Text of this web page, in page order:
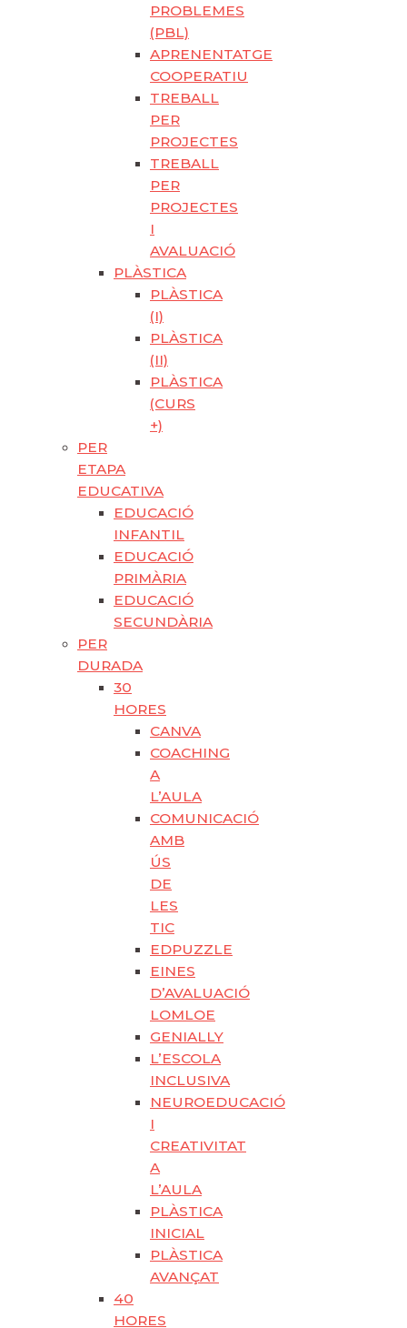
PROBLEMES
(PBL)
APRENENTATGE
COOPERATIU
TREBALL
PER
PROJECTES
TREBALL
PER
PROJECTES
I
AVALUACIÓ
PLÀSTICA
PLÀSTICA
(I)
PLÀSTICA
(II)
PLÀSTICA
(CURS
+)
PER
ETAPA
EDUCATIVA
EDUCACIÓ
INFANTIL
EDUCACIÓ
PRIMÀRIA
EDUCACIÓ
SECUNDÀRIA
PER
DURADA
30
HORES
CANVA
COACHING
A
L’AULA
COMUNICACIÓ
AMB
ÚS
DE
LES
TIC
EDPUZZLE
EINES
D’AVALUACIÓ
LOMLOE
GENIALLY
L’ESCOLA
INCLUSIVA
NEUROEDUCACIÓ
I
CREATIVITAT
A
L’AULA
PLÀSTICA
INICIAL
PLÀSTICA
AVANÇAT
40
HORES